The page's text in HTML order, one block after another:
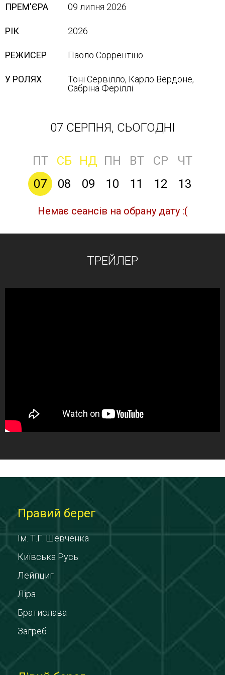
ПРЕМ'ЄРА 09 липня 2026
РІК 2026
РЕЖИСЕР Паоло Соррентіно
У РОЛЯХ
Тоні Сервілло, Карло Вердоне,
Сабріна Феріллі
07 СЕРПНЯ, СЬОГОДНІ
ПТ СБ НД ПН ВТ СР
ЧТ
07
08 09 10 11 12 13
Немає сеансів на обрану дату :(
ТРЕЙЛЕР
Правий берег
Ім. Т.Г. Шевченка
Київська Русь
Лейпциг
Ліра
Братислава
Загреб